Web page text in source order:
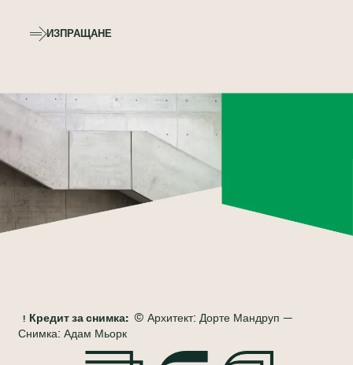
ИЗПРАЩАНЕ
Кредит за снимка: © Архитект: Дорте Мандруп —
Снимка: Адам Мьорк